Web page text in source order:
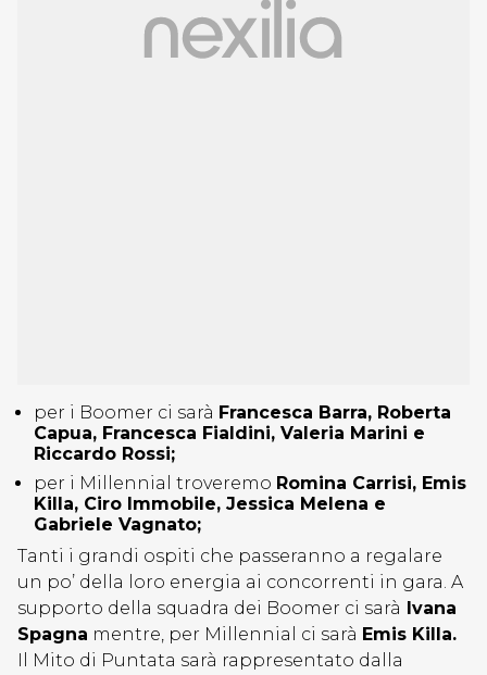
per i Boomer ci sarà Francesca Barra, Roberta
Capua, Francesca Fialdini, Valeria Marini e
Riccardo Rossi;
per i Millennial troveremo Romina Carrisi, Emis
Killa, Ciro Immobile, Jessica Melena e
Gabriele Vagnato;
Tanti i grandi ospiti che passeranno a regalare
un po’ della loro energia ai concorrenti in gara. A
supporto della squadra dei Boomer ci sarà Ivana
Spagna mentre, per Millennial ci sarà Emis Killa.
Il Mito di Puntata sarà rappresentato dalla